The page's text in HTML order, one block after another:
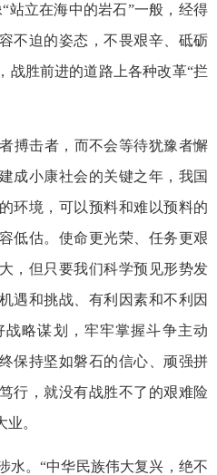
站立在海中的岩石”一般，经得
不迫的姿态，不畏艰辛、砥砺
战胜前进的道路上各种改革“拦
搏击者，而不会等待犹豫者懈
成小康社会的关键之年，我国
环境，可以预料和难以预料的
低估。使命更光荣、任务更艰
，但只要我们科学预见形势发
遇和挑战、有利因素和不利因
略谋划，牢牢掌握斗争主动
保持坚如磐石的信心、顽强拼
行，就没有战胜不了的艰难险
。
。“中华民族伟大复兴，绝不